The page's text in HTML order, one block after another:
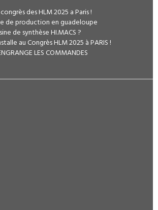
des HLM 2025 a Paris !
de production en guadeloupe
de synthèse HI.MACS ?
au Congrès HLM 2025 à PARIS !
LES COMMANDES